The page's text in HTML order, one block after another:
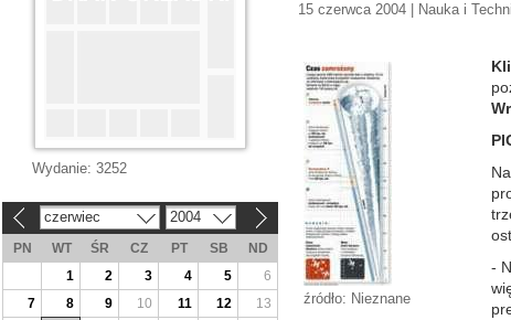
15 czerwca 2004 | Nauka i
źródło: Nieznane
-
Wydanie: 3252
czerwiec 2004
PN WT ŚR CZ PT SB
ND
1
2 3 4 5
6
7
8 9 10 11 12
13